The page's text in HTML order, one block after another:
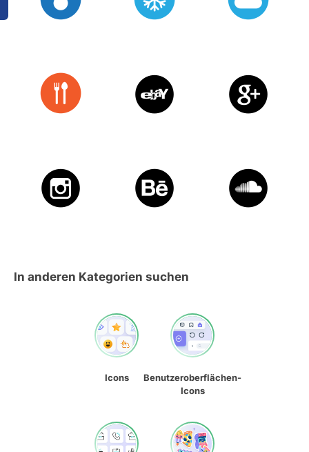
In anderen Kategorien suchen
Icons
Benutzeroberflächen-
Icons